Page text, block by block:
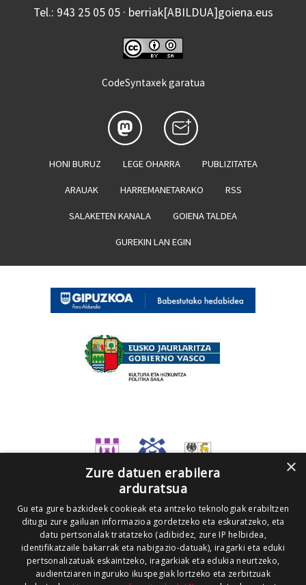
Tel.: 943 25 05 05 · berriak[ABILDUA]goiena.eus
CodeSyntaxek garatua
HONI BURUZ LEGE OHARRA PUBLIZITATEA
ARAUAK HARREMANETARAKO RSS
SALAKETEN KANALA GOIENA TALDEA
GUREKIN LAN EGIN
×
Zure datuen erabilera
arduratsua
Gu eta gure bazkideek cookieak eta antzeko teknologiak erabiltzen
ditugu zure gailuan informazioa gordetzeko eta eskuratzeko, eta
datu pertsonalak tratatzeko (adibidez, zure IP helbidea,
identifikatzaile bakarrak eta nabigazio-datuak), iragarki eta eduki
pertsonalizatuak eskaintzeko, iragarkiak eta edukia neurtzeko,
audientziaren inguruko ikuspegiak lortzeko eta zerbitzuak